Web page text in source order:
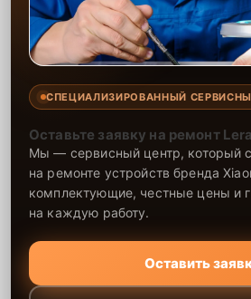
СПЕЦИАЛИЗИРОВАННЫЙ
Оставьте заявку на ремонт
Мы — сервисный центр, который
на ремонте устройств бренда
комплектующие, честные цены и
на каждую работу.
Оставить